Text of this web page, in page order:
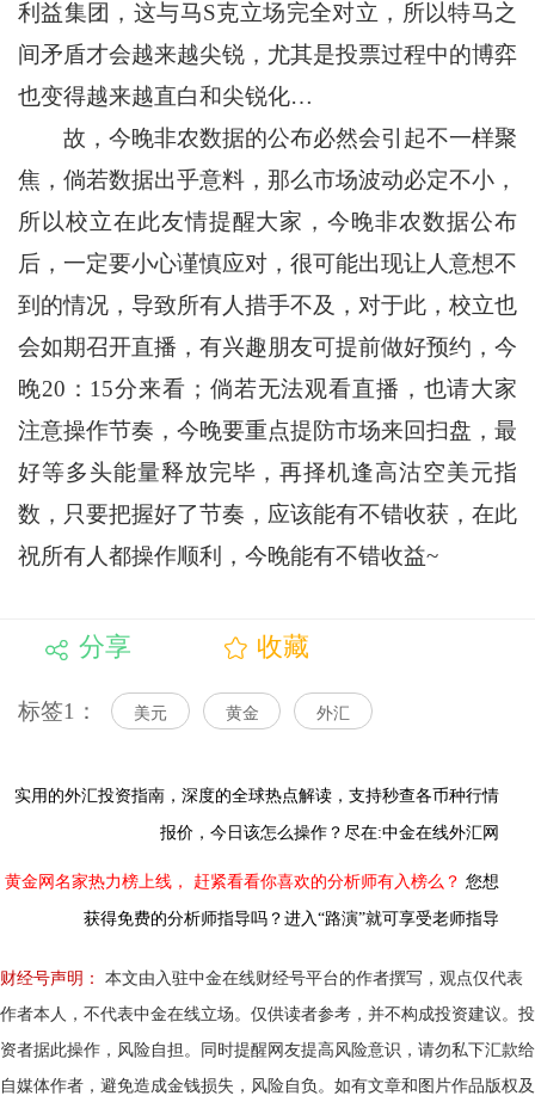
利益集团，这与马S克立场完全对立，所以特马之
间矛盾才会越来越尖锐，尤其是投票过程中的博弈
也变得越来越直白和尖锐化…
故，今晚非农数据的公布必然会引起不一样聚
焦，倘若数据出乎意料，那么市场波动必定不小，
所以校立在此友情提醒大家，今晚非农数据公布
后，一定要小心谨慎应对，很可能出现让人意想不
到的情况，导致所有人措手不及，对于此，校立也
会如期召开直播，有兴趣朋友可提前做好预约，今
晚20：15分来看；倘若无法观看直播，也请大家
注意操作节奏，今晚要重点提防市场来回扫盘，最
好等多头能量释放完毕，再择机逢高沽空美元指
数，只要把握好了节奏，应该能有不错收获，在此
祝所有人都操作顺利，今晚能有不错收益~
分享 收藏
标签1： 美元 黄金 外汇
实用的外汇投资指南， 深度的全球热点解读， 支持秒查各币种行情
报价，今日该怎么操作？尽在:中金在线外汇网
黄金网名家热力榜上线， 赶紧看看你喜欢的分析师有入榜么？ 您想
获得免费的分析师指导吗？进入“路演”就可享受老师指导
财经号声明：
本文由入驻中金在线财经号平台的作者撰写，观点仅代表
作者本人，不代表中金在线立场。仅供读者参考，并不构成投资建议。投
资者据此操作，风险自担。同时提醒网友提高风险意识，请勿私下汇款给
自媒体作者，避免造成金钱损失，风险自负。如有文章和图片作品版权及